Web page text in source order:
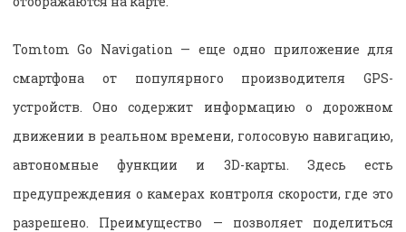
Tomtom Go Navigation — еще одно приложение для
смартфона от популярного производителя GPS-
устройств. Оно содержит информацию о дорожном
движении в реальном времени, голосовую навигацию,
автономные функции и 3D-карты. Здесь есть
предупреждения о камерах контроля скорости, где это
разрешено. Преимущество — позволяет поделиться